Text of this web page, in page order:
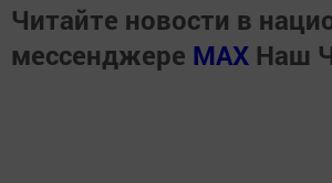
Читайте новости в
мессенджере MАХ Наш